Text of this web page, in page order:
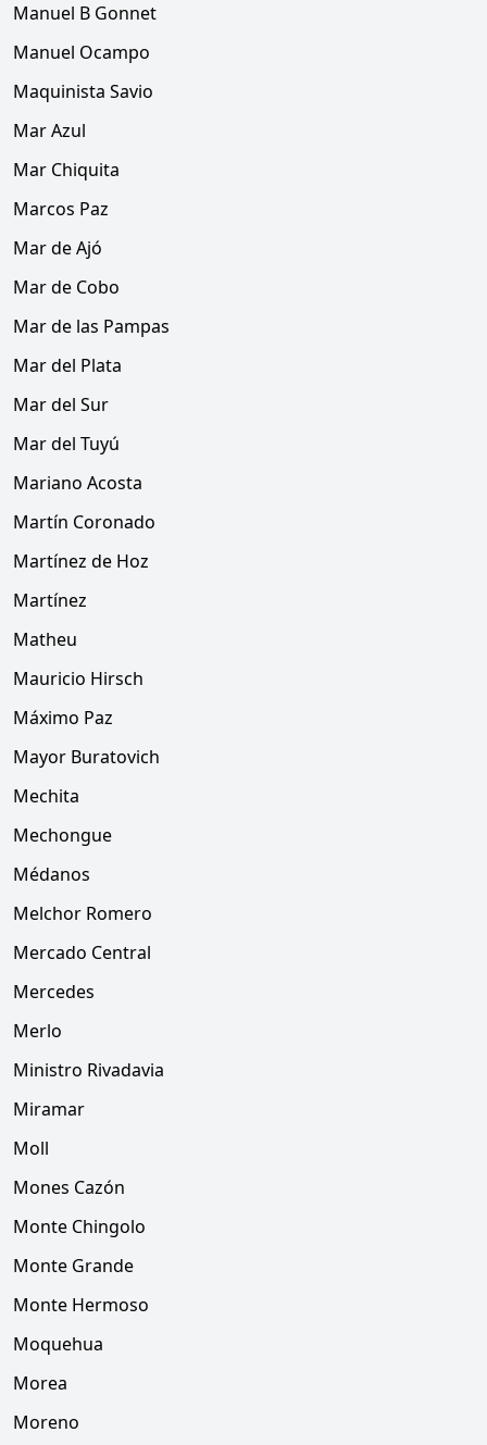
Manuel B Gonnet
Manuel Ocampo
Maquinista Savio
Mar Azul
Mar Chiquita
Marcos Paz
Mar de Ajó
Mar de Cobo
Mar de las Pampas
Mar del Plata
Mar del Sur
Mar del Tuyú
Mariano Acosta
Martín Coronado
Martínez de Hoz
Martínez
Matheu
Mauricio Hirsch
Máximo Paz
Mayor Buratovich
Mechita
Mechongue
Médanos
Melchor Romero
Mercado Central
Mercedes
Merlo
Ministro Rivadavia
Miramar
Moll
Mones Cazón
Monte Chingolo
Monte Grande
Monte Hermoso
Moquehua
Morea
Moreno